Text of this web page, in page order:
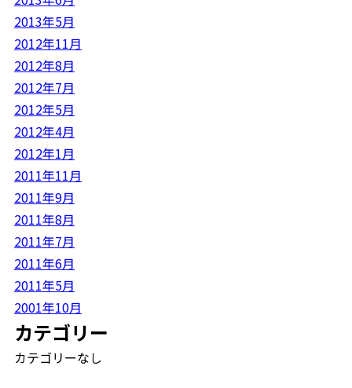
2013年5月
2012年11月
2012年8月
2012年7月
2012年5月
2012年4月
2012年1月
2011年11月
2011年9月
2011年8月
2011年7月
2011年6月
2011年5月
2001年10月
カテゴリー
カテゴリーなし